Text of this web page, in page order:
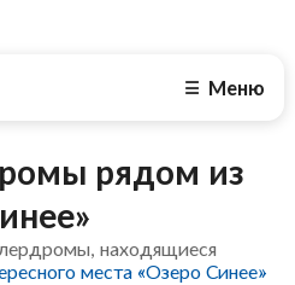
☰ Меню
рядом из
находящиеся
места «Озеро Синее»